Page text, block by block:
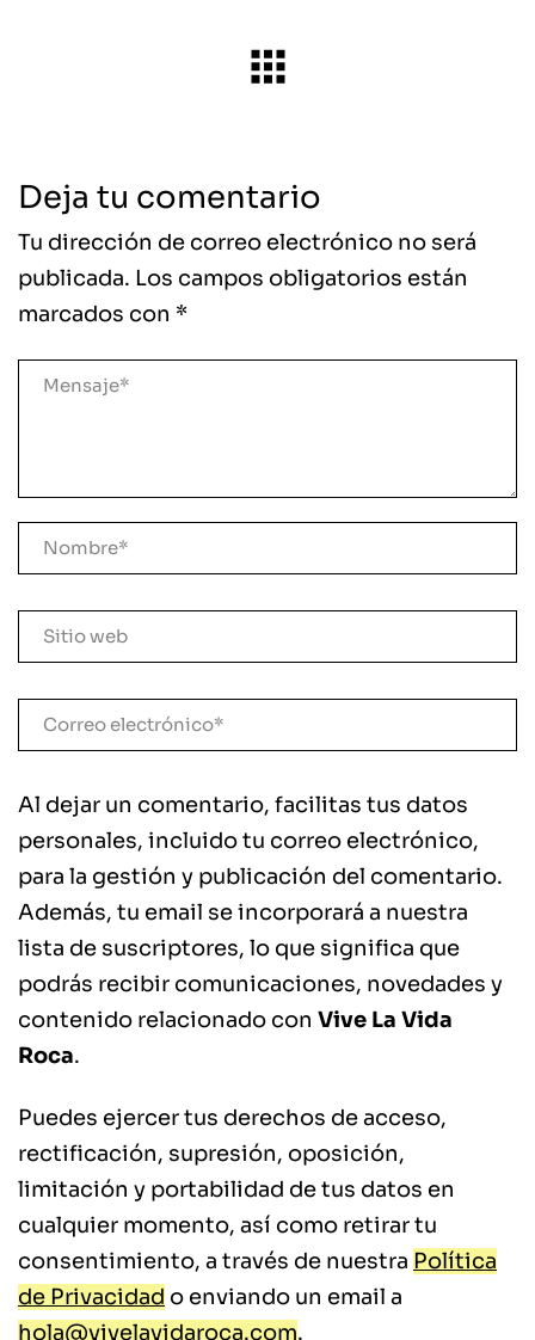
Deja tu comentario
Tu dirección de correo electrónico no será
publicada. Los campos obligatorios están
marcados con *
Al dejar un comentario, facilitas tus datos
personales, incluido tu correo electrónico,
para la gestión y publicación del comentario.
Además, tu email se incorporará a nuestra
lista de suscriptores, lo que significa que
podrás recibir comunicaciones, novedades y
contenido relacionado con Vive La Vida
Roca.
Puedes ejercer tus derechos de acceso,
rectificación, supresión, oposición,
limitación y portabilidad de tus datos en
cualquier momento, así como retirar tu
consentimiento, a través de nuestra Política
de Privacidad o enviando un email a
hola@vivelavidaroca.com.